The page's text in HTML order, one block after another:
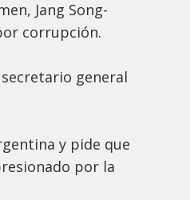
Jang Song-
corrupción.
general
y pide que
por la